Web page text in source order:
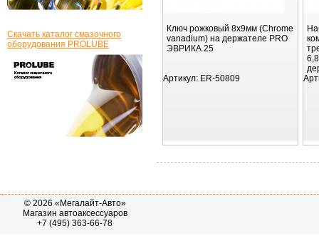
Ключ рожковый 8x9мм (Chrome
vanadium) на держателе PRO
ЭВРИКА 25
Артикул: ER-50809
Скачать каталог смазочного
оборудования PROLUBE
© 2026 «Мегалайт-Авто»
Магазин автоаксессуаров
+7 (495) 363-66-78